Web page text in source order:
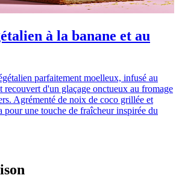
à la banane et au
parfaitement moelleux, infusé au
recouvert d'un glaçage onctueux au fromage
Agrémenté de noix de coco grillée et
pour une touche de fraîcheur inspirée du